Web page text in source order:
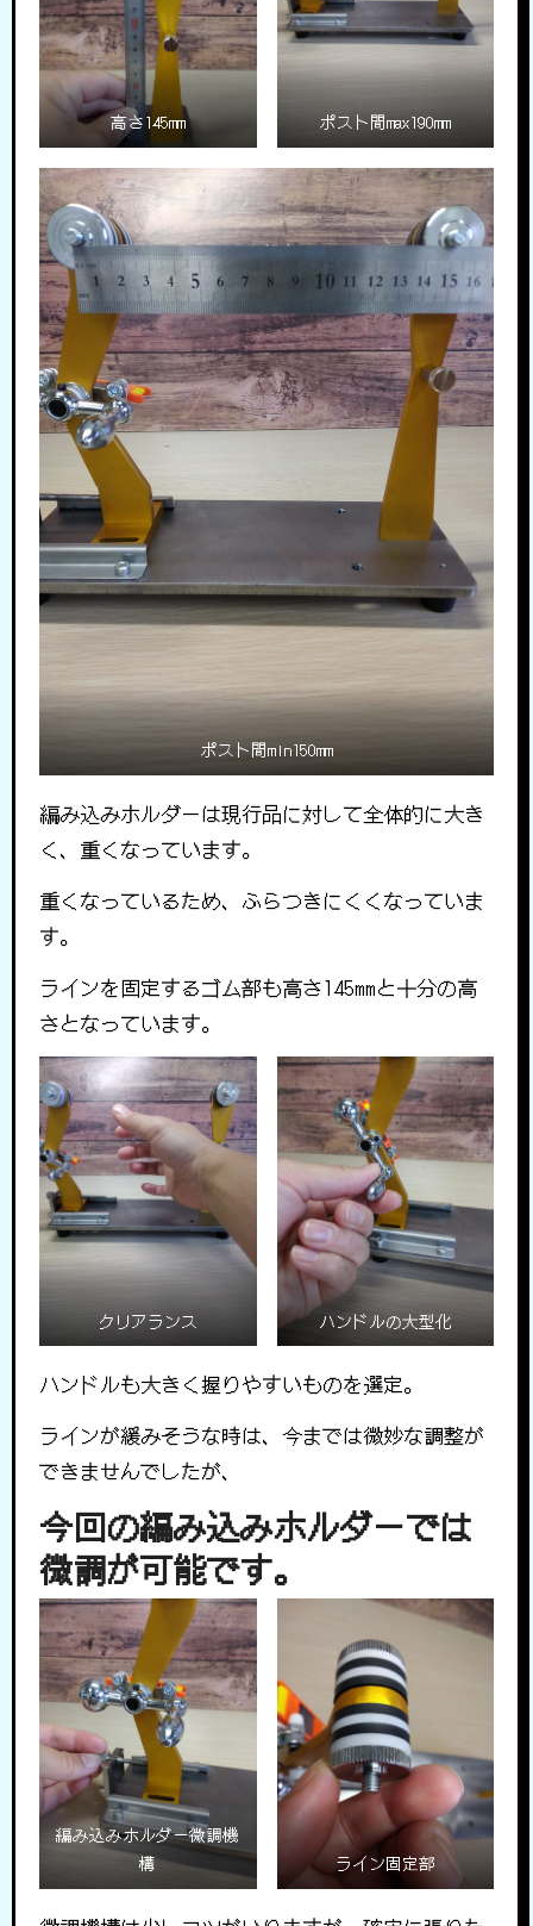
高さ145mm ポスト間max190mm
ポスト間min150mm
編み込みホルダーは現行品に対して全体的に大き
く、重くなっています。
重くなっているため、ふらつきにくくなっていま
す。
ラインを固定するゴム部も高さ145mmと十分の高
さとなっています。
クリアランス ハンドルの大型化
ハンドルも大きく握りやすいものを選定。
ラインが緩みそうな時は、今までは微妙な調整が
できませんでしたが、
今回の編み込みホルダーでは
微調が可能です。
編み込みホルダー微調機
構
ライン固定部